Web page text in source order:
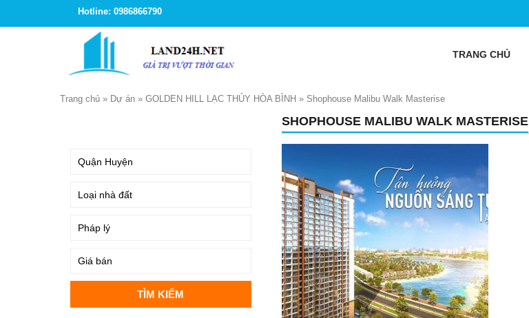
Hotline: 0986866790
TRANG CHỦ
Trang chủ » Dự án » GOLDEN HILL LẠC THỦY HÒA BÌNH » Shophouse Malibu Walk Masterise
SHOPHOUSE MALIBU WALK MASTERISE